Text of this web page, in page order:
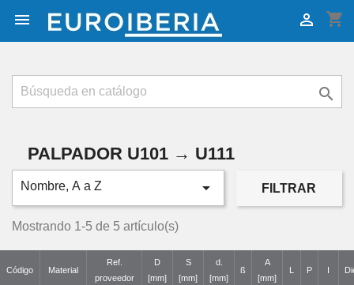
 shopping_cart


PALPADOR U101 → U111
Nombre, A a Z  FILTRAR
Mostrando 1-5 de 5 artículo(s)
Código Material
Ref.
proveedor
D
[mm]
S
[mm]
d.
[mm]
ß
A
[mm]
L P I